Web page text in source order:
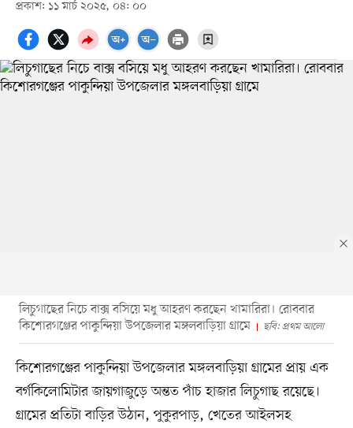
প্রকাশ: ১১ মার্চ ২০২৫, ০৪: ০০
লিচুগাছের নিচে বাক্স বসিয়ে মধু আহরণ করছেন খামারিরা। রোববার
কিশোরগঞ্জের পাকুন্দিয়া উপজেলার মঙ্গলবাড়িয়া গ্রামে
ছবি: প্রথম আলো
কিশোরগঞ্জের পাকুন্দিয়া উপজেলার মঙ্গলবাড়িয়া গ্রামের প্রায় এক
বর্গকিলোমিটার জায়গাজুড়ে অন্তত পাঁচ হাজার লিচুগাছ রয়েছে।
গ্রামের প্রতিটা বাড়ির উঠান, পুকুরপাড়, খেতের আইলসহ